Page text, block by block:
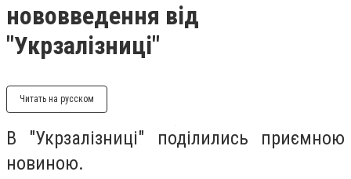
нововведення від
"Укрзалізниці"
Читать на русском
В "Укрзалізниці" поділились приємною
новиною.